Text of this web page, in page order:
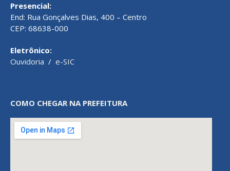
Presencial:
End: Rua Gonçalves Dias, 400 – Centro
CEP: 68638-000
Eletrônico:
Ouvidoria / e-SIC
COMO CHEGAR NA PREFEITURA